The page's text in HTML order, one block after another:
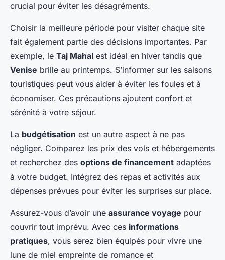
crucial pour éviter les désagréments.
Choisir la meilleure période pour visiter chaque site
fait également partie des décisions importantes. Par
exemple, le Taj Mahal est idéal en hiver tandis que
Venise brille au printemps. S’informer sur les saisons
touristiques peut vous aider à éviter les foules et à
économiser. Ces précautions ajoutent confort et
sérénité à votre séjour.
La budgétisation est un autre aspect à ne pas
négliger. Comparez les prix des vols et hébergements
et recherchez des options de financement adaptées
à votre budget. Intégrez des repas et activités aux
dépenses prévues pour éviter les surprises sur place.
Assurez-vous d’avoir une assurance voyage pour
couvrir tout imprévu. Avec ces informations
pratiques, vous serez bien équipés pour vivre une
lune de miel empreinte de romance et